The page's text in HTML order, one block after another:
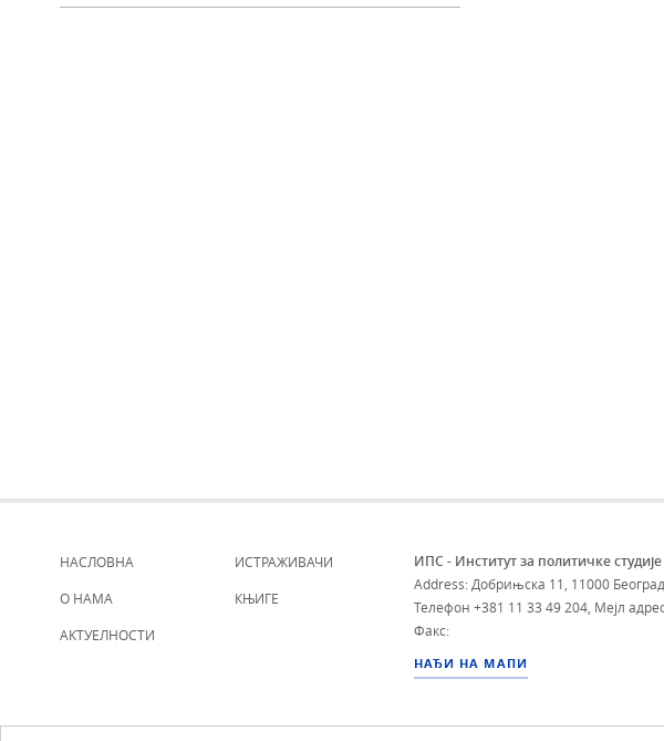
НАСЛОВНА
О НАМА
АКТУЕЛНОСТИ
ИСТРАЖИВАЧИ
КЊИГЕ
ИПС - Институт за политичке студије
Address: Добрињска 11, 11000
Телефон +381 11 33 49 204, Мејл
Факс:
НАЂИ НА МАПИ